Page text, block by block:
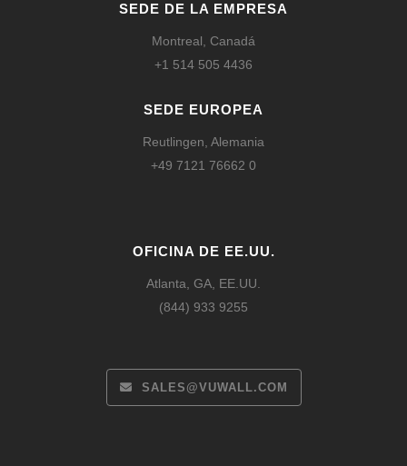
SEDE DE LA EMPRESA
Montreal, Canadá
+1 514 505 4436
SEDE EUROPEA
Reutlingen, Alemania
+49 7121 76662 0
OFICINA DE EE.UU.
Atlanta, GA, EE.UU.
(844) 933 9255
SALES@VUWALL.COM